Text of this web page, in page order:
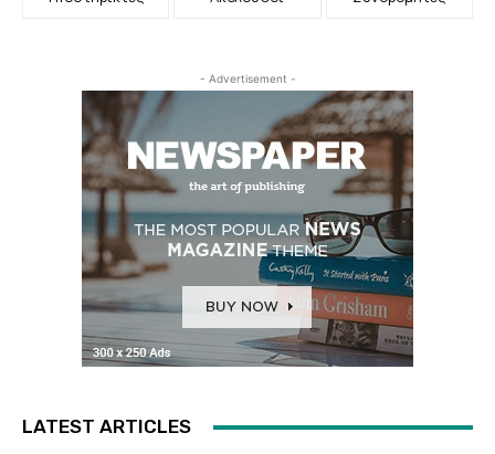
- Advertisement -
LATEST ARTICLES